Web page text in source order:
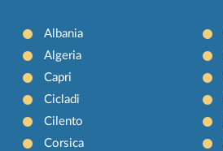
Albania
Algeria
Capri
Cicladi
Cilento
Corsica